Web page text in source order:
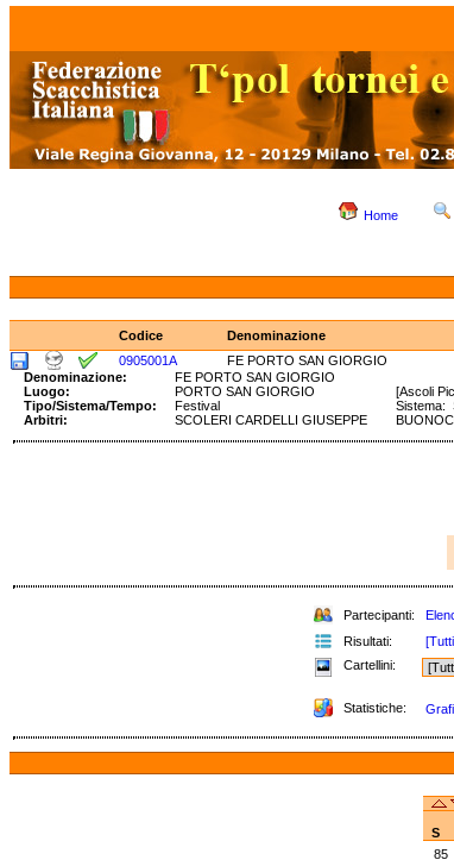
Home
Codice Denominazione
0905001A
FE PORTO SAN GIORGIO
Denominazione:
FE PORTO SAN GIORGIO
Luogo:
PORTO SAN GIORGIO
[Ascoli
Tipo/Sistema/Tempo:
Festival
Arbitri:
SCOLERI CARDELLI GIUSEPPE
Partecipanti:
Risultati:
Cartellini:
Statistiche:
S
85